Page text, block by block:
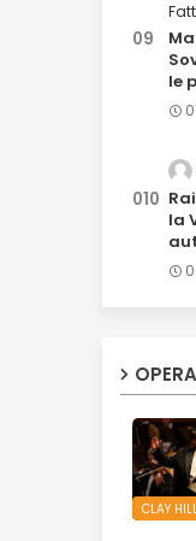
le
la
OPERA
CLAY